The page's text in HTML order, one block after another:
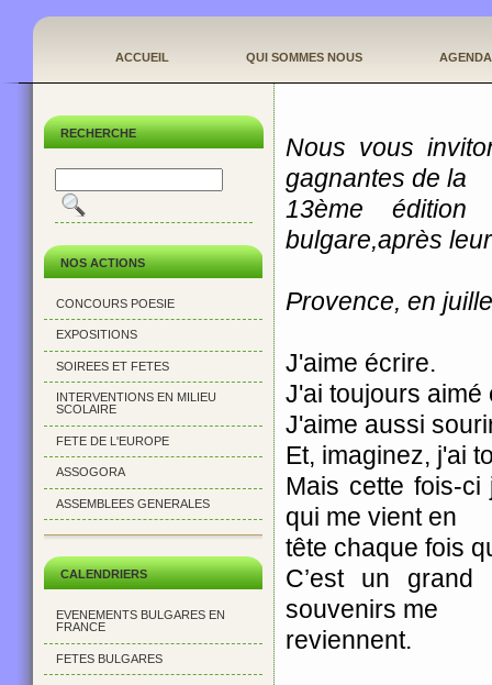
Nous vous
gagnantes de la
13ème
bulgare,après
Provence, en
J'aime écrire.
J'ai toujours aimé
J'aime aussi
Et, imaginez, j'ai
Mais cette fois-
qui me vient en
tête chaque fois
C’est un
souvenirs me
reviennent.
ACCUEIL QUI SOMMES NOUS AGENDA
RECHERCHE
NOS ACTIONS
CONCOURS POESIE
EXPOSITIONS
SOIREES ET FETES
INTERVENTIONS EN MILIEU
SCOLAIRE
FETE DE L'EUROPE
ASSOGORA
ASSEMBLEES GENERALES
CALENDRIERS
EVENEMENTS BULGARES EN
FRANCE
FETES BULGARES